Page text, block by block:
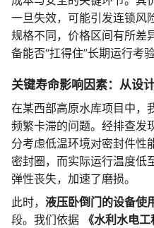
一旦失效，可能引发连锁风
规格不同，价格区间有所差
备能否“扛得住”长期运行考验
关键寿命影响因素：从设
在某西部高原水库项目中，
频繁卡滞的问题。经排查发
分考虑低温环境对密封件性
密封圈，而实际运行温度低
弹性丧失，加速了磨损。
此时， 液压卧倒门的设备使
段。我们依据
《水利水电